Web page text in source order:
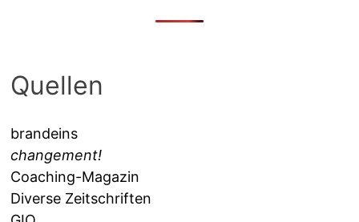
Quellen
brandeins
changement!
Coaching-Magazin
Diverse Zeitschriften